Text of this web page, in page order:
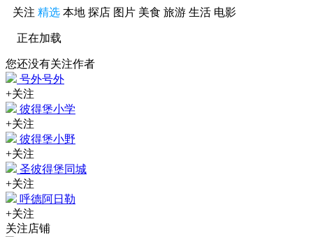
关注 精选 本地 探店 图片 美食 旅游 生活 电影
正在加载
您还没有关注作者
号外号外
+关注
彼得堡小学
+关注
彼得堡小野
+关注
圣彼得堡同城
+关注
呼德阿日勒
+关注
关注店铺